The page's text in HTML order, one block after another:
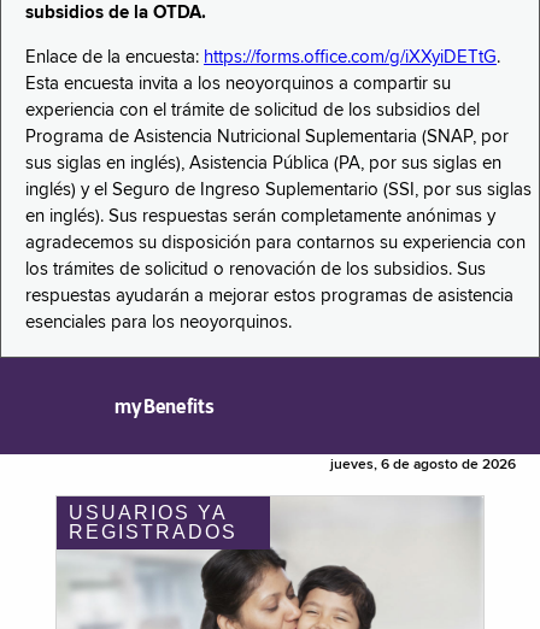
subsidios de la OTDA.
Enlace de la encuesta: https://forms.office.com/g/iXXyiDETtG.
Esta encuesta invita a los neoyorquinos a compartir su
experiencia con el trámite de solicitud de los subsidios del
Programa de Asistencia Nutricional Suplementaria (SNAP, por
sus siglas en inglés), Asistencia Pública (PA, por sus siglas en
inglés) y el Seguro de Ingreso Suplementario (SSI, por sus siglas
en inglés). Sus respuestas serán completamente anónimas y
agradecemos su disposición para contarnos su experiencia con
los trámites de solicitud o renovación de los subsidios. Sus
respuestas ayudarán a mejorar estos programas de asistencia
esenciales para los neoyorquinos.
myBenefits
jueves, 6 de agosto de 2026
USUARIOS YA
REGISTRADOS